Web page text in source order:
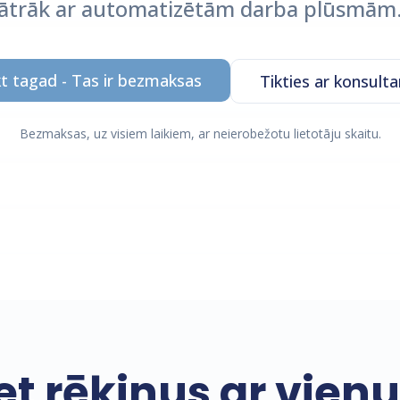
ar automatizētām darba plūsmām.
tagad - Tas ir bezmaksas Tikties ar
Bezmaksas, uz visiem laikiem, ar neierobežotu lietotāju skaitu.